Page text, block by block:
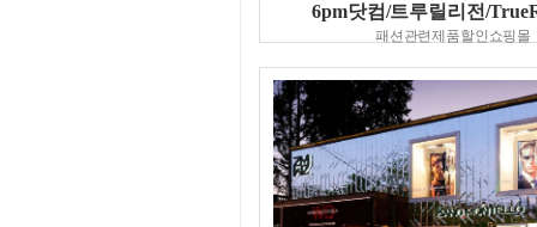
6pm닷컴/트루릴리전/
패션관련제품할인쇼핑몰